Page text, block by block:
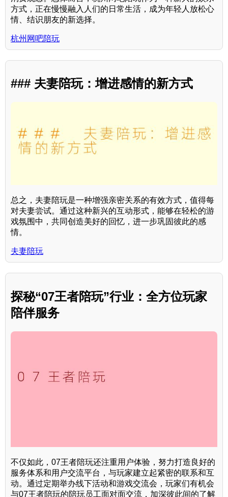
方式，正在慢慢融入人们的日常生活，成为年轻人放松心
情、结识朋友的新选择。
杭州网吧陪玩
### 夫妻陪玩：增进感情的新方式
总之，夫妻陪玩是一种增强亲密关系的有效方式，值得每
对夫妻尝试。通过这种新兴的互动形式，能够在轻松的游
戏氛围中，共同创造美好的回忆，进一步巩固彼此的感
情。
夫妻陪玩
探秘“07王者陪玩”行业：全方位玩家
陪伴服务
不仅如此，07王者陪玩还注重用户体验，努力打造良好的
服务体系和用户交流平台，与玩家建立起紧密的联系和互
动。通过定期举办线下活动和游戏交流会，玩家们有机会
与07王者陪玩的陪玩员工面对面交流，加深彼此间的了解